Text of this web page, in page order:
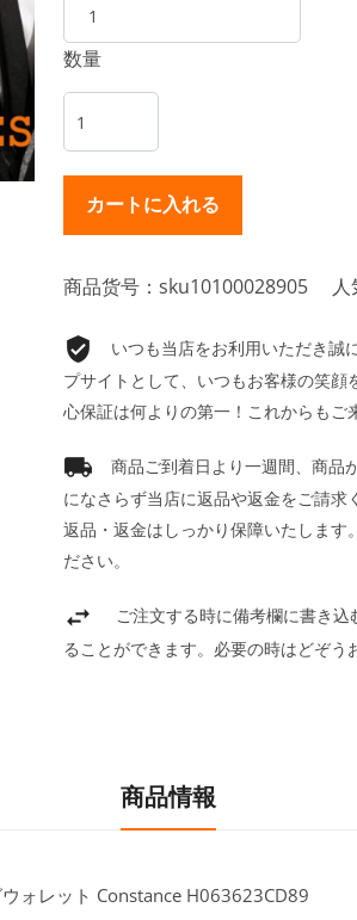
数量
商品货号：sku10100028905
いつも当店をお利用いただき誠
プサイトとして、いつもお客様の笑
心保証は何よりの第一！これからもご
商品ご到着日より一週間、商品
になさらず当店に返品や返金をご請求
返品・返金はしっかり保障いたします
ださい。
ご注文する時に備考欄に書き
ることができます。必要の時はどぞう
商品情報
ォレット Constance H063623CD89